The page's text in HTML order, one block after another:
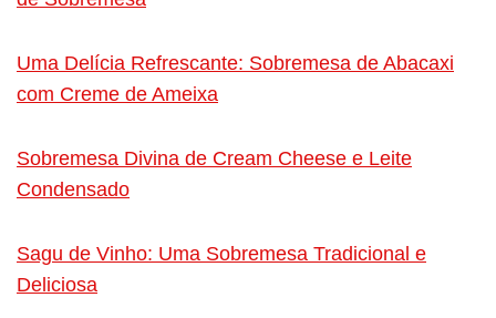
Uma Delícia Refrescante: Sobremesa de Abacaxi
com Creme de Ameixa
Sobremesa Divina de Cream Cheese e Leite
Condensado
Sagu de Vinho: Uma Sobremesa Tradicional e
Deliciosa